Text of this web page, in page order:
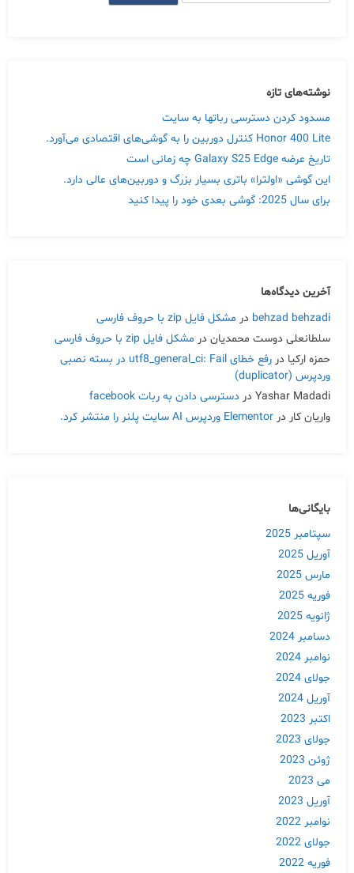
نوشته‌های تازه
مسدود کردن دسترسی رباتها به سایت
Honor 400 Lite کنترل دوربین را به گوشی‌های اقتصادی می‌آورد.
تاریخ عرضه Galaxy S25 Edge چه زمانی است
این گوشی «اولترا» باتری بسیار بزرگ و دوربین‌های عالی دارد.
برای سال 2025: گوشی بعدی خود را پیدا کنید
آخرین دیدگاه‌ها
behzad behzadi در مشکل فایل zip با حروف فارسی
سلطانعلی دوست محمدیان در مشکل فایل zip با حروف فارسی
حمزه ارکیا در
رفع خطای utf8_general_ci: Fail در بسته نصبی
وردپرس (duplicator)
Yashar Madadi در دسترسی دادن به ربات facebook
واریان کار در Elementor وردپرس AI سایت پلنر را منتشر کرد.
بایگانی‌ها
سپتامبر 2025
آوریل 2025
مارس 2025
فوریه 2025
ژانویه 2025
دسامبر 2024
نوامبر 2024
جولای 2024
آوریل 2024
اکتبر 2023
جولای 2023
ژوئن 2023
می 2023
آوریل 2023
نوامبر 2022
جولای 2022
فوریه 2022